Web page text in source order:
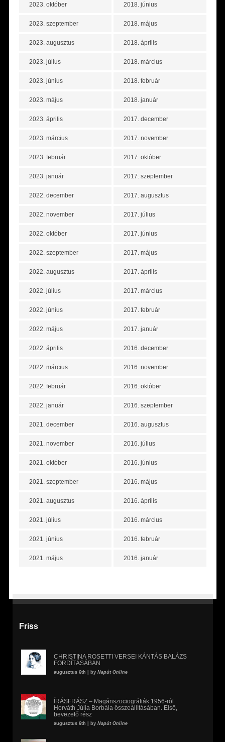
2023. október
2023. szeptember
2023. augusztus
2023. július
2023. június
2023. május
2023. április
2023. március
2023. február
2023. január
2022. december
2022. november
2022. október
2022. szeptember
2022. augusztus
2022. július
2022. június
2022. május
2022. április
2022. március
2022. február
2022. január
2021. december
2021. november
2021. október
2021. szeptember
2021. augusztus
2021. július
2021. június
2021. május
2018. június
2018. május
2018. április
2018. március
2018. február
2018. január
2017. december
2017. november
2017. október
2017. szeptember
2017. augusztus
2017. július
2017. június
2017. május
2017. április
2017. március
2017. február
2017. január
2016. december
2016. november
2016. október
2016. szeptember
2016. augusztus
2016. július
2016. június
2016. május
2016. április
2016. március
2016. február
2016. január
Friss
CHRISTINA ROSETTI VERSEI KÁNTÁS BALÁZS
FORDÍTÁSÁBAN
augusztus 6th | by Napút Online
ÍRÁSFRÁSZ – Magánszociográfiák 1956-ról
Horváth Júlia Borbála összeállításában. Első,
bevezető rész
augusztus 6th | by Napút Online